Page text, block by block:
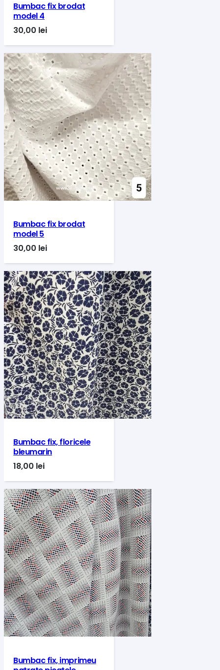
Bumbac fix brodat
model 4
30,00 lei
Bumbac fix brodat
model 5
30,00 lei
Bumbac fix, floricele
bleumarin
18,00 lei
Bumbac fix, imprimeu